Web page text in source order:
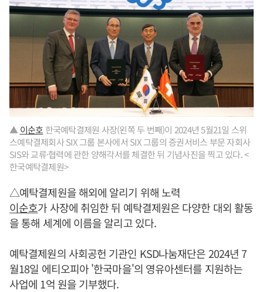
▲ 이순호 한국예탁결제원 사장(왼쪽 두 번째)이 2024년 5월21일 스위
스예탁결제회사 SIX 그룹 본사에서 SIX 그룹의 증권서비스 부문 자회사
SIS와 교류·협력에 관한 양해각서를 체결한 뒤 기념사진을 찍고 있다. <
한국예탁결제원>
△예탁결제원을 해외에 알리기 위해 노력
이순호가 사장에 취임한 뒤 예탁결제원은 다양한 대외 활동
을 통해 세계에 이름을 알리고 있다.
예탁결제원의 사회공헌 기관인 KSD나눔재단은 2024년 7
월18일 에티오피아 '한국마을'의 영유아센터를 지원하는
사업에 1억 원을 기부했다.